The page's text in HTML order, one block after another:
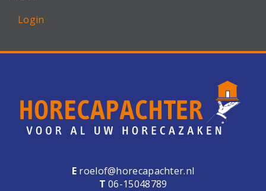
Login
E roelof@horecapachter.nl
T 06-15048789